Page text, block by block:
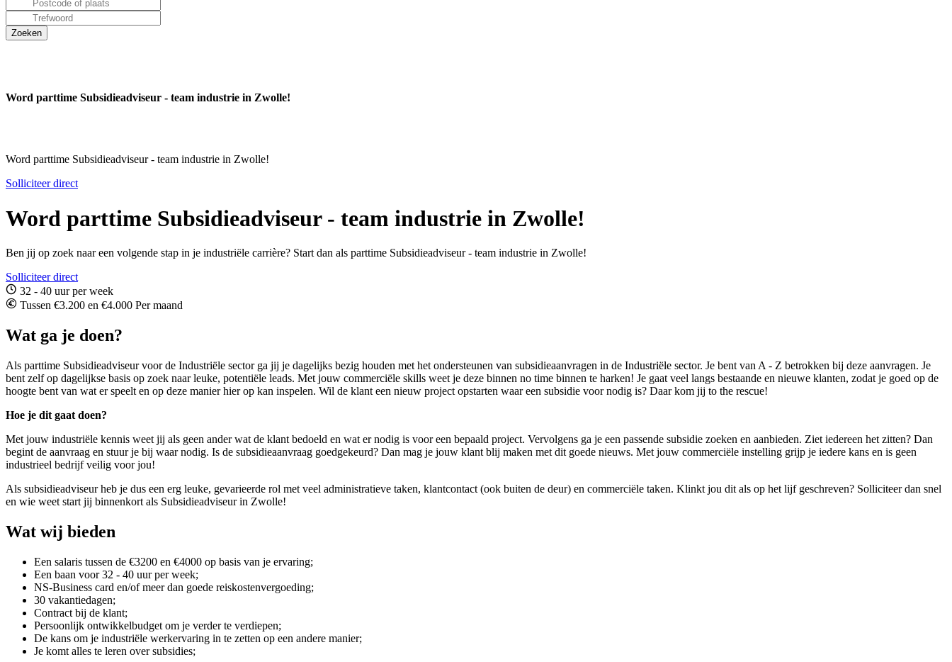
Word parttime Subsidieadviseur - team industrie in Zwolle!
Word parttime Subsidieadviseur - team industrie in Zwolle!
Solliciteer direct
Word parttime Subsidieadviseur - team industrie in Zwolle!
Ben jij op zoek naar een volgende stap in je industriële carrière? Start dan als parttime Subsidieadviseur - team industrie in Zwolle!
Solliciteer direct
32 - 40 uur per week
Tussen €3.200 en €4.000 Per maand
Wat ga je doen?
Als parttime Subsidieadviseur voor de Industriële sector ga jij je dagelijks bezig houden met het ondersteunen van subsidieaanvragen in de Industriële sector. Je bent van A - Z betrokken bij deze aanvragen. Je
bent zelf op dagelijkse basis op zoek naar leuke, potentiële leads. Met jouw commerciële skills weet je deze binnen no time binnen te harken! Je gaat veel langs bestaande en nieuwe klanten, zodat je goed op de
hoogte bent van wat er speelt en op deze manier hier op kan inspelen. Wil de klant een nieuw project opstarten waar een subsidie voor nodig is? Daar kom jij to the rescue!
Hoe je dit gaat doen?
Met jouw industriële kennis weet jij als geen ander wat de klant bedoeld en wat er nodig is voor een bepaald project. Vervolgens ga je een passende subsidie zoeken en aanbieden. Ziet iedereen het zitten? Dan
begint de aanvraag en stuur je bij waar nodig. Is de subsidieaanvraag goedgekeurd? Dan mag je jouw klant blij maken met dit goede nieuws. Met jouw commerciële instelling grijp je iedere kans en is geen
industrieel bedrijf veilig voor jou!
Als subsidieadviseur heb je dus een erg leuke, gevarieerde rol met veel administratieve taken, klantcontact (ook buiten de deur) en commerciële taken. Klinkt jou dit als op het lijf geschreven? Solliciteer dan snel
en wie weet start jij binnenkort als Subsidieadviseur in Zwolle!
Wat wij bieden
Een salaris tussen de €3200 en €4000 op basis van je ervaring;
Een baan voor 32 - 40 uur per week;
NS-Business card en/of meer dan goede reiskostenvergoeding;
30 vakantiedagen;
Contract bij de klant;
Persoonlijk ontwikkelbudget om je verder te verdiepen;
De kans om je industriële werkervaring in te zetten op een andere manier;
Je komt alles te leren over subsidies;